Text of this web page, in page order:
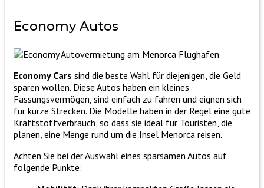
EconomyAutos
Economy Cars sind die beste Wahl für diejenigen, die Geld
sparen wollen. Diese Autos haben ein kleines
Fassungsvermögen, sind einfach zu fahren und eignen sich
für kurze Strecken. Die Modelle haben in der Regel eine gute
Kraftstoffverbrauch, so dass sie ideal für Touristen, die
planen, eine Menge rund um die Insel Menorca reisen.
Achten Sie bei der Auswahl eines sparsamen Autos auf
folgende Punkte: